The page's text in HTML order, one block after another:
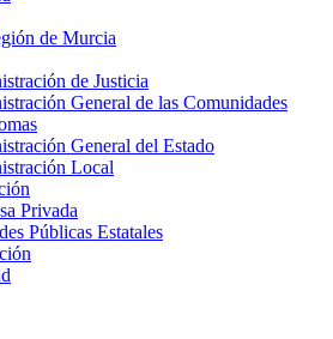
de Murcia
de Justicia
General de las Comunidades
General del Estado
Local
Privada
Públicas Estatales